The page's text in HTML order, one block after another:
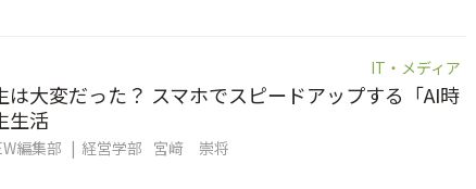
IT・メディア
は大変だった？ スマホでスピードアップする「AI時
生活
編集部 経営学部 宮﨑 崇将